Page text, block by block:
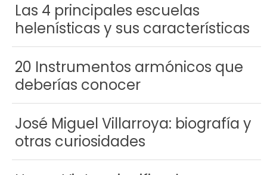
Las 4 principales escuelas
helenísticas y sus características
20 Instrumentos armónicos que
deberías conocer
José Miguel Villarroya: biografía y
otras curiosidades